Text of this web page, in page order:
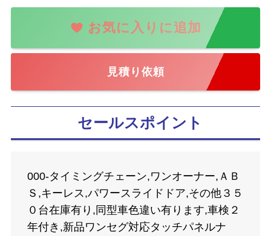
見積り依頼
セールスポイント
000-タイミングチェーン,ワンオーナー,ＡＢ
Ｓ,キーレス,パワースライドドア,その他３５
０台在庫有り,同型車色違い有ります,車検２
年付き,新品ワンセグ対応タッチパネルナ